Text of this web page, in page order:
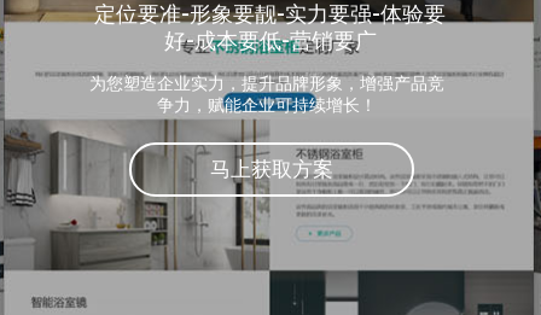
定位要准-形象要靓-实力要强-体验要
好-成本要低-营销要广
为您塑造企业实力，提升品牌形象，增强产品竞
争力，赋能企业可持续增长！
马上获取方案